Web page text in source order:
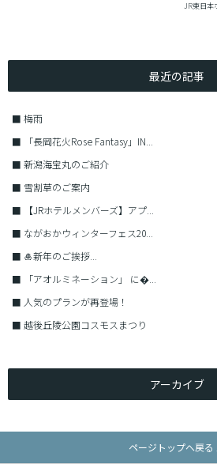
JR東日本
最近の記事
■ 梅雨
■
「長岡花火Rose Fantasy」IN...
■ 新潟海宝丸のご紹介
■ 雪割草のご案内
■
【JRホテルメンバーズ】アプ...
■ ながおかウィンターフェス20...
■ 🎍新年のご挨拶...
■
「アオルミネーション」 に�...
■ 人気のプランが再登場！
■ 越後丘陵公園コスモスまつり
アーカイブ
ページトップへ戻